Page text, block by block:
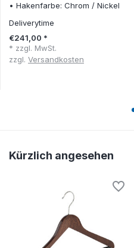
• Hakenfarbe: Chrom / Nickel
Deliverytime
€241,00 *
* zzgl. MwSt.
zzgl. Versandkosten
Kürzlich angesehen